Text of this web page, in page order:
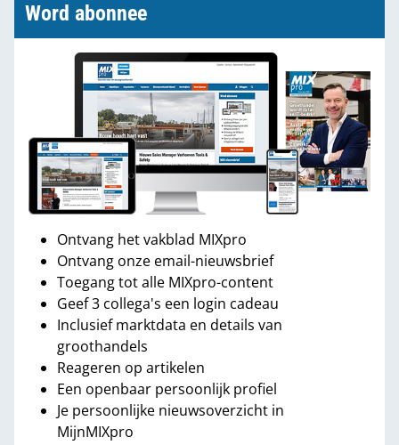
Word abonnee
Ontvang het vakblad MIXpro
Ontvang onze email-nieuwsbrief
Toegang tot alle MIXpro-content
Geef 3 collega's een login cadeau
Inclusief marktdata en details van
groothandels
Reageren op artikelen
Een openbaar persoonlijk profiel
Je persoonlijke nieuwsoverzicht in
MijnMIXpro